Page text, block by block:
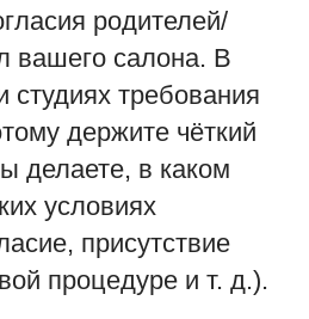
родителей/
вашего салона. В
студиях требования
держите чёткий
делаете, в каком
условиях
присутствие
процедуре и т. д.).